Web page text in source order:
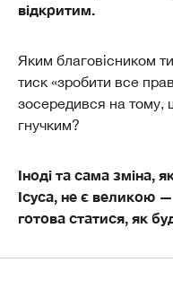
відкритим.
Яким благовісником
тиск «зробити все
зосередився на тому,
гнучким?
Іноді та сама зміна,
Ісуса, не є великою
готова статися, як